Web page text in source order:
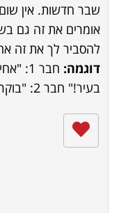
שבר חדשות. אין
אומרים את זה גם
להסביר לך את זה
דוגמה:
חבר
בעיר!" חבר 2: "בוקר טוב אליהו, זה מלפני חודשיים".